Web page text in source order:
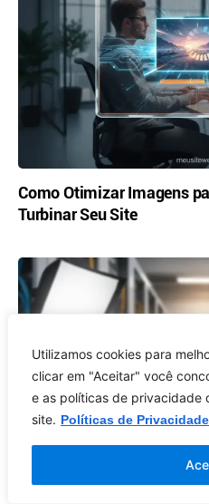
Utilizamos cookies para
clicar em "Aceitar" você
e as políticas de privacidade
site. Políticas de Privacidade
Como Otimizar Imagens
Turbinar Seu Site